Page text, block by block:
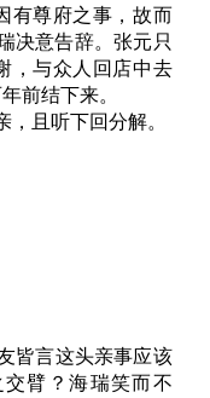
有尊府之事，故而
决意告辞。张元只
，与众人回店中去
前结下来。
且听下回分解。
皆言这头亲事应该
臂？海瑞笑而不